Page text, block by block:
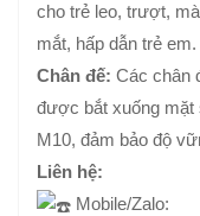
cho trẻ leo, trượt,
mắt, hấp dẫn trẻ em.
Chân đế: Các chân
được bắt xuống mặt
M10, đảm bảo độ
Liên hệ:
Mobile/Zalo: